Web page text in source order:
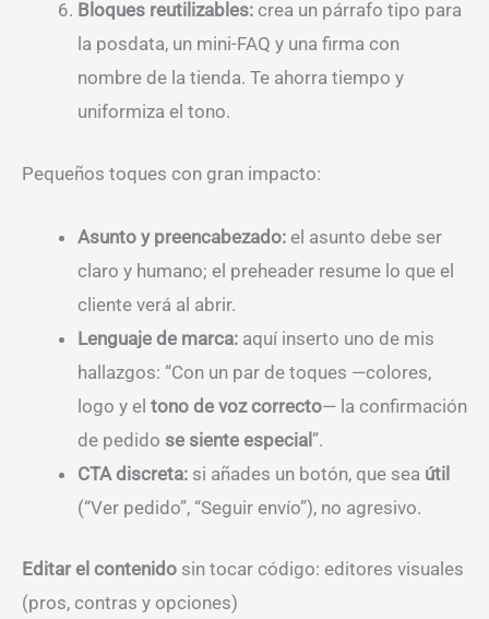
Bloques reutilizables: crea un párrafo tipo para
la posdata, un mini-FAQ y una firma con
nombre de la tienda. Te ahorra tiempo y
uniformiza el tono.
Pequeños toques con gran impacto:
Asunto y preencabezado: el asunto debe ser
claro y humano; el preheader resume lo que el
cliente verá al abrir.
Lenguaje de marca: aquí inserto uno de mis
hallazgos: “Con un par de toques —colores,
logo y el tono de voz correcto— la confirmación
de pedido se siente especial”.
CTA discreta: si añades un botón, que sea útil
(“Ver pedido”, “Seguir envío”), no agresivo.
Editar el contenido sin tocar código: editores visuales
(pros, contras y opciones)